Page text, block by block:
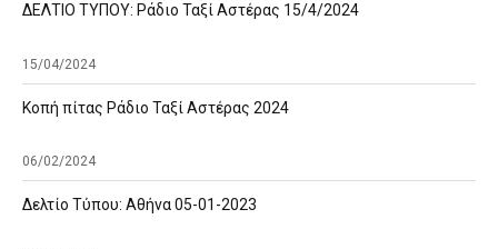
ΔΕΛΤΙΟ ΤΥΠΟΥ: Ράδιο Ταξί Αστέρας 15/4/2024
15/04/2024
Κοπή πίτας Ράδιο Ταξί Αστέρας 2024
06/02/2024
Δελτίο Τύπου: Αθήνα 05-01-2023